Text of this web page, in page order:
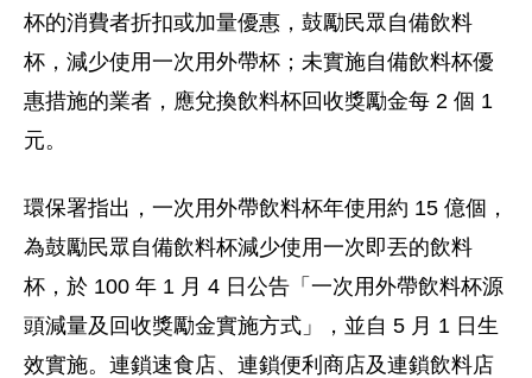
杯的消費者折扣或加量優惠，鼓勵民眾自備飲料
杯，減少使用一次用外帶杯；未實施自備飲料杯優
惠措施的業者，應兌換飲料杯回收獎勵金每 2 個 1
元。
環保署指出，一次用外帶飲料杯年使用約 15 億個，
為鼓勵民眾自備飲料杯減少使用一次即丟的飲料
杯，於 100 年 1 月 4 日公告「一次用外帶飲料杯源
頭減量及回收獎勵金實施方式」，並自 5 月 1 日生
效實施。連鎖速食店、連鎖便利商店及連鎖飲料店